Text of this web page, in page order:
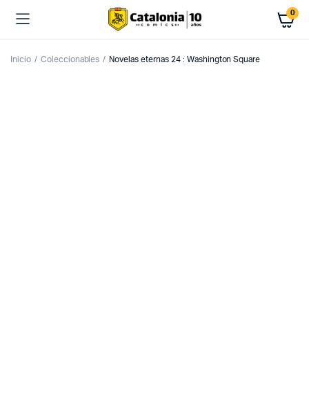
0
Inicio Coleccionables Novelas eternas 24 : Washington Square